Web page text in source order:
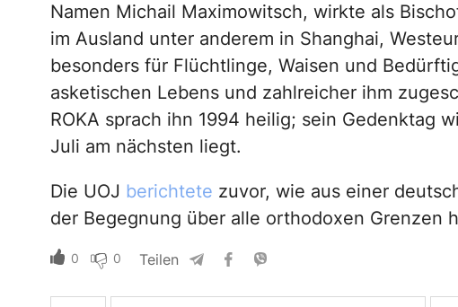
Namen Michail Maximowitsch, wirkte als
im Ausland unter anderem in Shanghai,
besonders für Flüchtlinge, Waisen und
asketischen Lebens und zahlreicher ihm
ROKA sprach ihn 1994 heilig; sein Gedenktag
Juli am nächsten liegt.
Die UOJ berichtete zuvor, wie aus einer
der Begegnung über alle orthodoxen Grenzen
0 0 Teilen